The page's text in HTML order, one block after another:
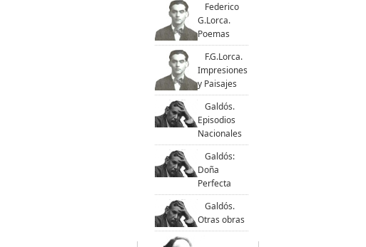
Federico
G.Lorca.
Poemas
F.G.Lorca.
Impresiones
y Paisajes
Galdós.
Episodios
Nacionales
Galdós:
Doña
Perfecta
Galdós.
Otras obras